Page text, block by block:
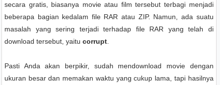
secara gratis, biasanya movie atau film tersebut terbagi menjadi
beberapa bagian kedalam file RAR atau ZIP. Namun, ada suatu
masalah yang sering terjadi terhadap file RAR yang telah di
download tersebut, yaitu corrupt
Pasti Anda akan berpikir, sudah mendownload movie dengan
ukuran besar dan memakan waktu yang cukup lama, tapi hasilnya